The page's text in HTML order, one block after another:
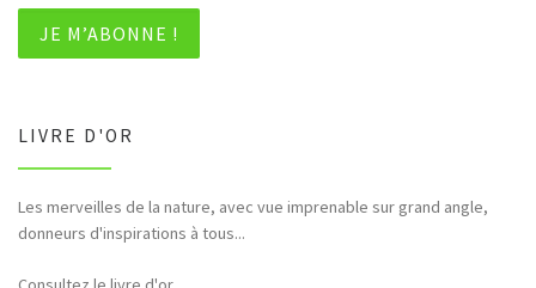
LIVRE D'OR
Les merveilles de la nature, avec vue imprenable sur grand angle,
donneurs d'inspirations à tous...